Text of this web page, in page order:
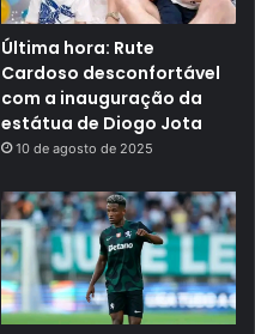
Última hora: Rute
Cardoso desconfortável
com a inauguração da
estátua de Diogo Jota
10 de agosto de 2025